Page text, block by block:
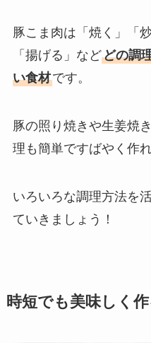
豚こま肉は「焼く」「
「揚げる」などどの調
い食材です。
豚の照り焼きや生姜焼
理も簡単ですばやく作
いろいろな調理方法を
ていきましょう！
時短でも美味しく